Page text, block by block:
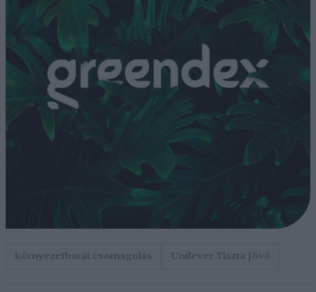
környezetbarát csomagolás Unilever Tiszta Jövő